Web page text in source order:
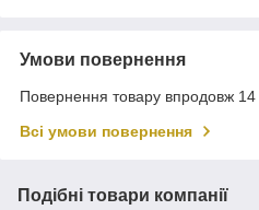
Умови повернення
Повернення товару впродовж 14
Всі умови повернення
Подібні товари компанії